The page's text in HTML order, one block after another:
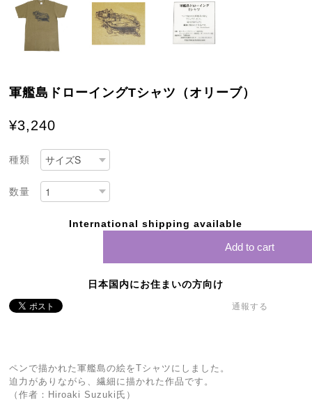
軍艦島ドローイングTシャツ（オリーブ）
¥3,240
種類
数量
International shipping available
Add to cart
日本国内にお住まいの方向け
通報する
ペンで描かれた軍艦島の絵をTシャツにしました。
迫力がありながら、繊細に描かれた作品です。
（作者：Hiroaki Suzuki氏）